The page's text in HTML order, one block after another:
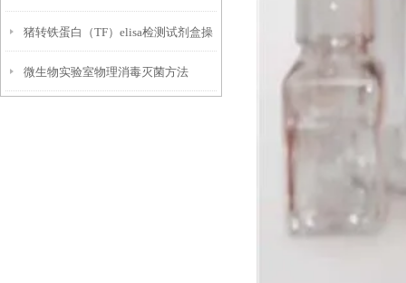
猪转铁蛋白（TF）elisa检测试剂盒操
作流程
微生物实验室物理消毒灭菌方法